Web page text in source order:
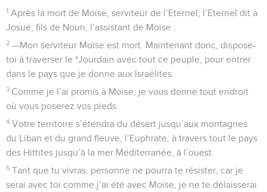
1 Après la mort de Moïse, serviteur de l’Eternel, l’Eternel dit à
Josué, fils de Noun, l’assistant de Moïse :
2 —Mon serviteur Moïse est mort. Maintenant donc, dispose-
toi à traverser le *Jourdain avec tout ce peuple, pour entrer
dans le pays que je donne aux Israélites.
3 Comme je l’ai promis à Moïse, je vous donne tout endroit
où vous poserez vos pieds.
4 Votre territoire s’étendra du désert jusqu’aux montagnes
du Liban et du grand fleuve, l’Euphrate, à travers tout le pays
des Hittites jusqu’à la mer Méditerranée, à l’ouest.
5 Tant que tu vivras, personne ne pourra te résister, car je
serai avec toi comme j’ai été avec Moïse, je ne te délaisserai